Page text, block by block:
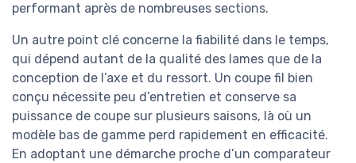
performant après de nombreuses sections.
Un autre point clé concerne la fiabilité dans le temps,
qui dépend autant de la qualité des lames que de la
conception de l’axe et du ressort. Un coupe fil bien
conçu nécessite peu d’entretien et conserve sa
puissance de coupe sur plusieurs saisons, là où un
modèle bas de gamme perd rapidement en efficacité.
En adoptant une démarche proche d’un comparateur